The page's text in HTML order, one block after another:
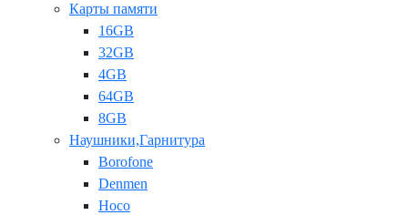
Карты памяти
16GB
32GB
4GB
64GB
8GB
Наушники,Гарнитура
Borofone
Denmen
Hoco